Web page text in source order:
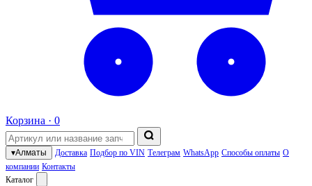
Корзина · 0
▾Алматы Доставка Подбор по VIN Телеграм WhatsApp Способы оплаты О
компании Контакты
Каталог